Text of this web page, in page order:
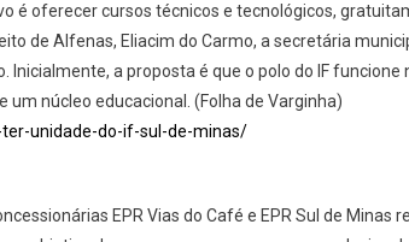
é oferecer cursos técnicos e tecnológicos,
de Alfenas, Eliacim do Carmo, a secretária
Inicialmente, a proposta é que o polo do IF funcione
um núcleo educacional. (Folha de Varginha)
unidade-do-if-sul-de-minas/
EPR Vias do Café e EPR Sul de Minas